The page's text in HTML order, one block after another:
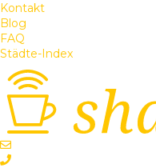
Kontakt
Blog
FAQ
Städte-Index